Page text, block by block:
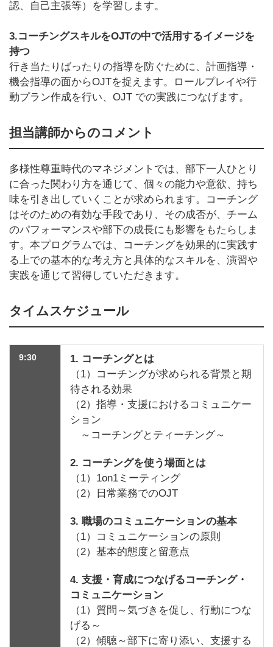
認、自己主張等）を学習します。
3.コーチングスキルをOJTの中で活用するイメージを
持つ
行き当たりばったりの指導を防ぐために、計画指導・
機会指導の面からOJTを捉えます。ロールプレイや行
動プラン作成を行い、 OJT での実践につなげます。
担当講師からのコメント
多様性尊重時代のマネジメントでは、部下一人ひとり
に合った関わり方を通じて、個々の能力や意欲、持ち
味を引き出していくことが求められます。コーチング
はそのための有効な手段であり、その成否が、チーム
のパフォーマンスや部下の成長にも影響をもたらしま
す。本プログラムでは、コーチングを効果的に実践す
る上での基本的な考え方と具体的なスキルを、演習や
実践を通じて習得していただきます。
タイムスケジュール
9:30
1. コーチングとは
（1）コーチングが求められる背景と期
待される効果
（2）指導・支援におけるコミュニケー
ション
～コーチングとティーチング～
2. コーチングを使う場面とは
（1）1on1ミーティング
（2）日常業務でのOJT
3. 職場のコミュニケーションの基本
（1）コミュニケーションの原則
（2）基本的態度と留意点
4. 支援・育成につなげるコーチング・
コミュニケーション
（1）質問～気づきを促し、行動につな
げる～
（2）傾聴～部下に寄り添い、支援する